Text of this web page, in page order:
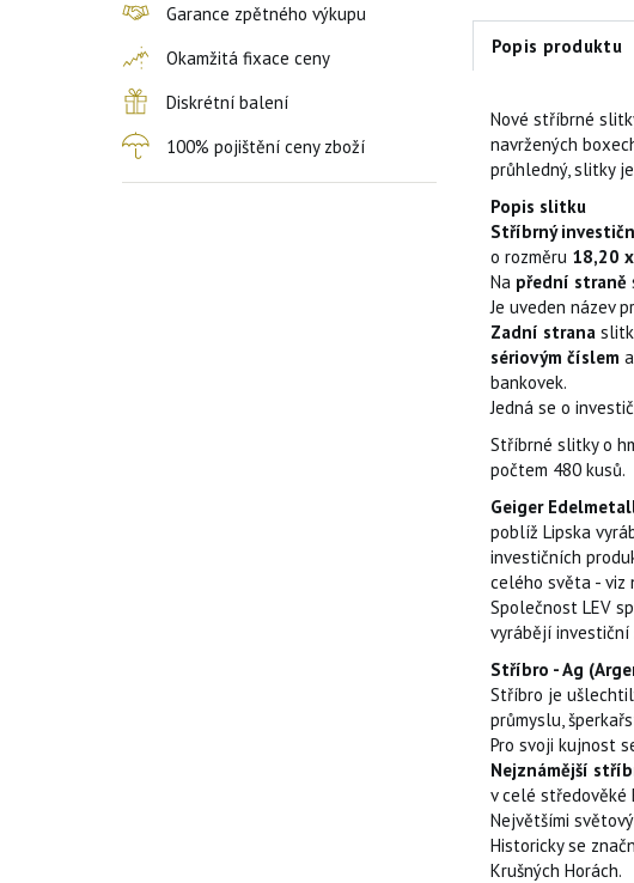
Garance zpětného výkupu
Okamžitá fixace ceny
Diskrétní balení
100% pojištění ceny zboží
Popis produktu
Nové stříbrné
navržených
průhledný, slitky
Popis slitku
Stříbrný
o rozměru 18,20
Na přední straně
Je uveden název
Zadní strana
sériovým číslem a
bankovek.
Jedná se o
Stříbrné slitky o
počtem 480 kusů.
Geiger
poblíž Lipska
investičních
celého světa - viz
Společnost LEV
vyrábějí
Stříbro - Ag
Stříbro je
průmyslu,
Pro svoji kujnost
Nejznámější
v celé středověké
Největšími
Historicky se
Krušných Horách.